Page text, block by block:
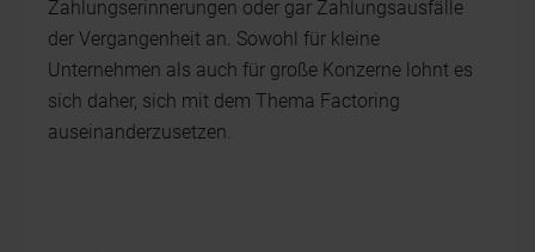
Zahlungserinnerungen oder gar Zahlungsausfälle
der Vergangenheit an. Sowohl für kleine
Unternehmen als auch für große Konzerne lohnt es
sich daher, sich mit dem Thema Factoring
auseinanderzusetzen.